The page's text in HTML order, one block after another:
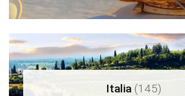
Italia(145)